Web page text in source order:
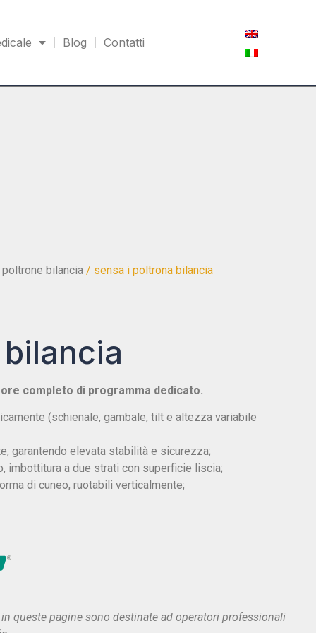
Blog Contatti
poltrone bilancia / sensa i poltrona bilancia
completo di programma dedicato.
(schienale, gambale, tilt e altezza variabile
garantendo elevata stabilità e sicurezza;
imbottitura a due strati con superficie liscia;
di cuneo, ruotabili verticalmente;
queste pagine sono destinate ad operatori professionali